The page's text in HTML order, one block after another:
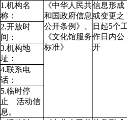
1.机构名
称：
《中华人民共
和国政府信息
公开条例》
《文化馆服务
标准》
信息形成
或变更之
日起5个
作日内公
开
2.开放时
间：
3.机构地
址：
4.联系电
话：
5.临时停
止 活动信
息。